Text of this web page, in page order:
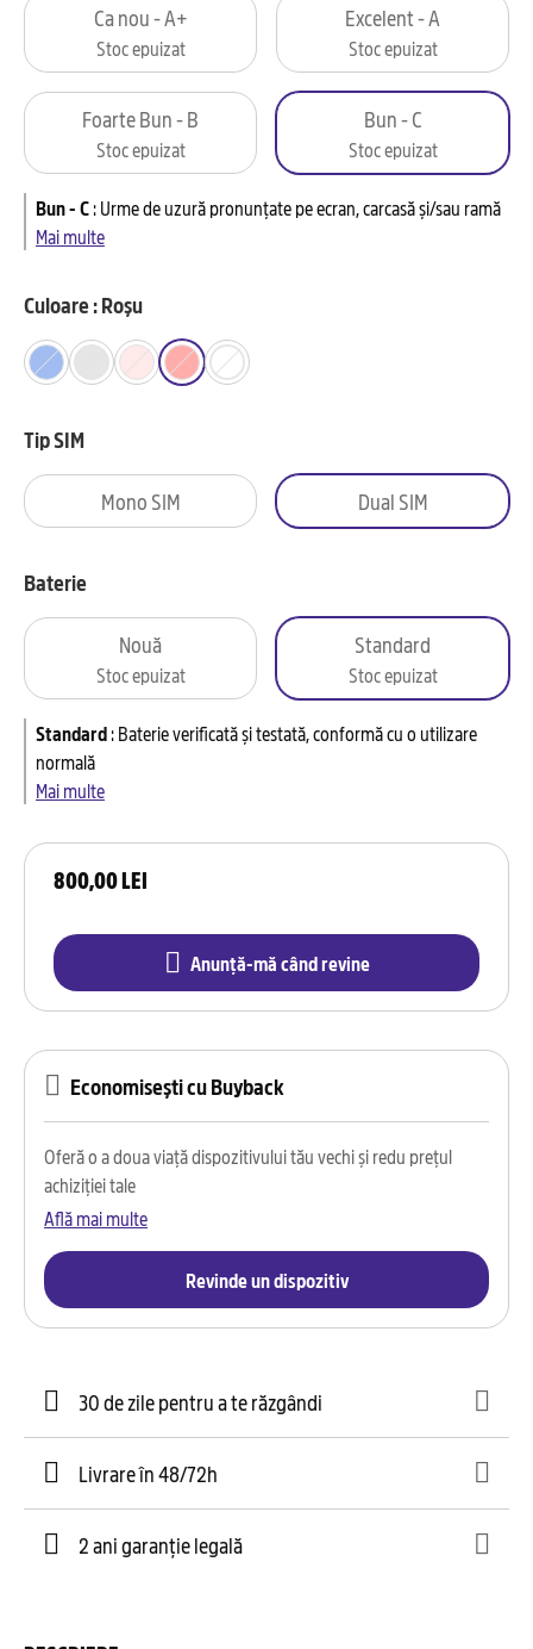
800,00 LEI
Anunță-mă când revine
Ca nou - A+
Stoc epuizat
Excelent - A
Stoc epuizat
Foarte Bun - B
Stoc epuizat
Bun - C
Stoc epuizat
Bun - C:Urme de uzură pronunțate pe ecran, carcasă și/sau ramă
Mai multe
Culoare : Roșu
Tip SIM
Mono SIM Dual SIM
Baterie
Nouă
Stoc epuizat
Standard
Stoc epuizat
Standard:Baterie verificată și testată, conformă cu o utilizare
normală
Mai multe
Economisești cu Buyback
Oferă o a doua viață dispozitivului tău vechi și redu prețul
achiziției tale
Află mai multe
Revinde un dispozitiv
30 de zile pentru a te răzgândi
Livrare în 48/72h
2 ani garanție legală